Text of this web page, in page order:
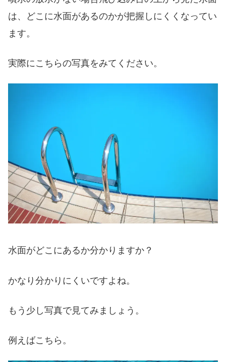
は、どこに水面があるのかが把握しにくくなってい
ます。
実際にこちらの写真をみてください。
水面がどこにあるか分かりますか？
かなり分かりにくいですよね。
もう少し写真で見てみましょう。
例えばこちら。